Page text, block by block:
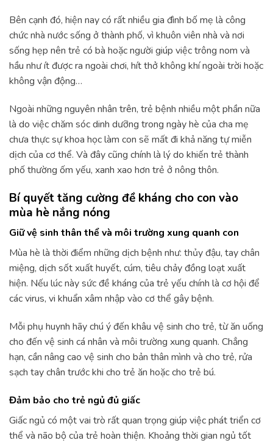
Bên cạnh đó, hiện nay có rất nhiều gia đình bố mẹ là công
chức nhà nước sống ở thành phố, vì khuôn viên nhà và nơi
sống hẹp nên trẻ có bà hoặc người giúp việc trông nom và
hầu như ít được ra ngoài chơi, hít thở không khí ngoài trời hoặc
không vận động…
Ngoài những nguyên nhân trên, trẻ bệnh nhiều một phần nữa
là do việc chăm sóc dinh dưỡng trong ngày hè của cha mẹ
chưa thực sự khoa học làm con sẽ mất đi khả năng tự miễn
dịch của cơ thể. Và đây cũng chính là lý do khiến trẻ thành
phố thường ốm yếu, xanh xao hơn trẻ ở nông thôn.
Bí quyết tăng cường đề kháng cho con vào
mùa hè nắng nóng
Giữ vệ sinh thân thể và môi trường xung quanh con
Mùa hè là thời điểm những dịch bệnh như: thủy đậu, tay chân
miệng, dịch sốt xuất huyết, cúm, tiêu chảy đồng loạt xuất
hiện. Nếu lúc này sức đề kháng của trẻ yếu chính là cơ hội để
các virus, vi khuẩn xâm nhập vào cơ thể gây bệnh.
Mỗi phụ huynh hãy chú ý đến khâu vệ sinh cho trẻ, từ ăn uống
cho đến vệ sinh cá nhân và môi trường xung quanh. Chẳng
hạn, cần nâng cao vệ sinh cho bản thân mình và cho trẻ, rửa
sạch tay chân trước khi cho trẻ ăn hoặc cho trẻ bú.
Đảm bảo cho trẻ ngủ đủ giấc
Giấc ngủ có một vai trò rất quan trọng giúp việc phát triển cơ
thể và não bộ của trẻ hoàn thiện. Khoảng thời gian ngủ tốt